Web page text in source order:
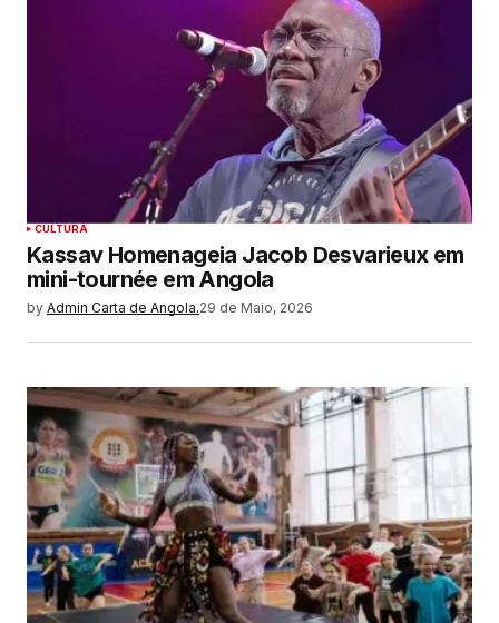
CULTURA
Kassav Homenageia Jacob Desvarieux em
mini-tournée em Angola
by Admin Carta de Angola.29 de Maio, 2026